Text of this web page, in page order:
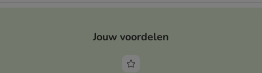
Jouw voordelen